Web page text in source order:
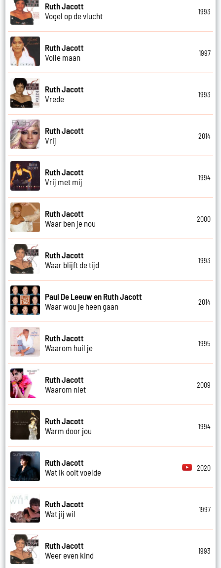
Ruth Jacott
Vogel op de vlucht
1993
Ruth Jacott
Volle maan
1997
Ruth Jacott
Vrede
1993
Ruth Jacott
Vrij
2014
Ruth Jacott
Vrij met mij
1994
Ruth Jacott
Waar ben je nou
2000
Ruth Jacott
Waar blijft de tijd
1993
Paul De Leeuw en Ruth Jacott
Waar wou je heen gaan
2014
Ruth Jacott
Waarom huil je
1995
Ruth Jacott
Waarom niet
2009
Ruth Jacott
Warm door jou
1994
Ruth Jacott
Wat ik ooit voelde
2020
Ruth Jacott
Wat jij wil
1997
Ruth Jacott
Weer even kind
1993